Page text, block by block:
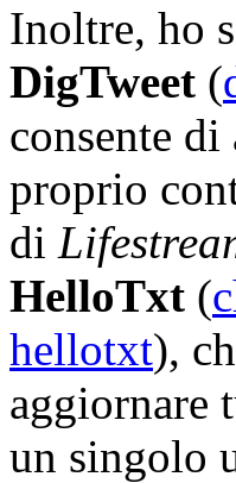
Inoltre, ho
DigTweet (
consente
proprio
di
HelloTxt (
hellotxt),
aggiornare
un singolo